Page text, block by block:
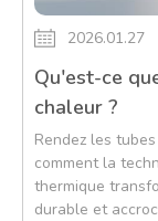
2026.01.27
Qu'est-ce
chaleur ?
Rendez les
comment la
thermique
durable et